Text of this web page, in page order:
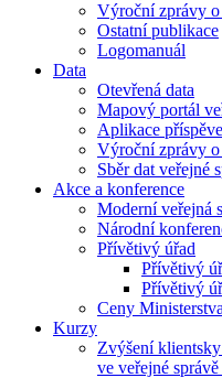
Výroční zprávy o
Ostatní publikace
Logomanuál
Data
Otevřená data
Mapový portál
Aplikace
Výroční zprávy o
Sběr dat veřejné
Akce a konference
Moderní veřejná
Národní
Přívětivý úřad
Přívětivý
Přívětivý
Ceny
Kurzy
Zvýšení
ve veřejné